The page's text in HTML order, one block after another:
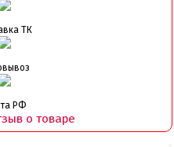
ТК
РФ
о товаре